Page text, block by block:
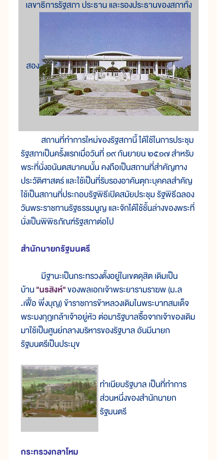
เลขาธิการรัฐสภา ประธาน และรองประธานของสภาทั้ง
สอง
สถานที่ทำการใหม่ของรัฐสภานี้ ได้ใช้ในการประชุม
รัฐสภาเป็นครั้งแรกเมื่อวันที่ ๑๙ กันยายน ๒๕๑๗ สำหรับ
พระที่นั่งอนันตสมาคมนั้น คงถือเป็นสถานที่สำคัญทาง
ประวัติศาสตร์ และใช้เป็นที่รับรองอาคันตุกะบุคคลสำคัญ
ใช้เป็นสถานที่ประกอบรัฐพิธีเปิดสมัยประชุม รัฐพิธีฉลอง
วันพระราชทานรัฐธรรมนูญ และจักได้ใช้ชั้นล่างของพระที่
นั่งเป็นพิพิธภัณฑ์รัฐสภาต่อไป
สำนักนายกรัฐมนตรี
มีฐานะเป็นกระทรวงตั้งอยู่ในเขตดุสิต เดิมเป็น
บ้าน"นรสิงห์"ของพลเอกเจ้าพระยารามราฆพ (ม.ล
.เฟื้อ พึ่งบุญ) ข้าราชการข้าหลวงเดิมในพระบาทสมเด็จ
พระมงกุฎเกล้าเจ้าอยู่หัว ต่อมารัฐบาลซื้อจากเจ้าของเดิม
มาใช้เป็นศูนย์กลางบริหารของรัฐบาล อันมีนายก
รัฐมนตรีเป็นประมุข
ทำเนียบรัฐบาล เป็นที่ทำการ
ส่วนหนึ่งของสำนักนายก
รัฐมนตรี
กระทรวงกลาโหม